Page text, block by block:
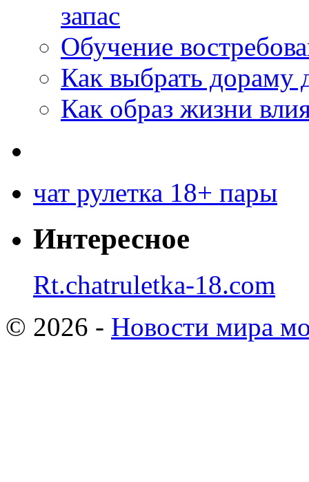
запас
Обучение
Как выбрать дораму
Как образ жизни
чат рулетка 18+ пары
Интересное
Rt.chatruletka-18.com
© 2026 - Новости мира